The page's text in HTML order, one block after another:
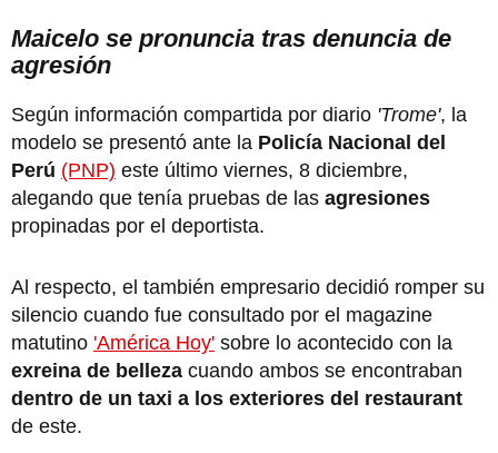
Maicelo se pronuncia tras denuncia de
agresión
Según información compartida por diario 'Trome', la
modelo se presentó ante la Policía Nacional del
Perú (PNP) este último viernes, 8 diciembre,
alegando que tenía pruebas de las agresiones
propinadas por el deportista.
Al respecto, el también empresario decidió romper su
silencio cuando fue consultado por el magazine
matutino 'América Hoy' sobre lo acontecido con la
exreina de belleza cuando ambos se encontraban
dentro de un taxi a los exteriores del restaurant
de este.